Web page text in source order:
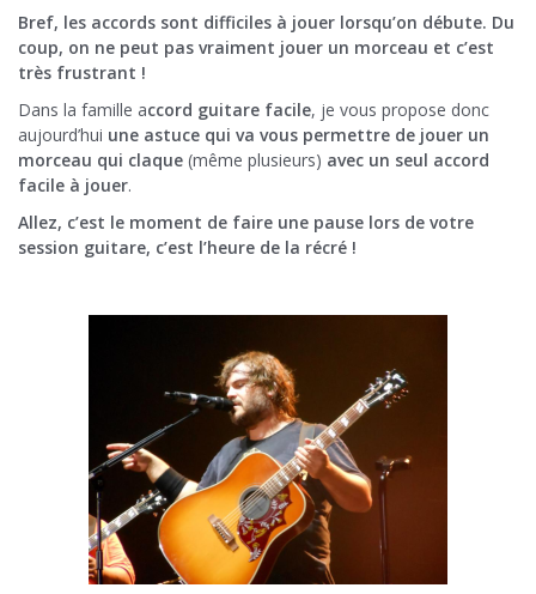
Bref, les accords sont difficiles à jouer lorsqu’on débute. Du
coup, on ne peut pas vraiment jouer un morceau et c’est
très frustrant !
Dans la famille accord guitare facile, je vous propose donc
aujourd’hui une astuce qui va vous permettre de jouer un
morceau qui claque (même plusieurs) avec un seul accord
facile à jouer.
Allez, c’est le moment de faire une pause lors de votre
session guitare, c’est l’heure de la récré !